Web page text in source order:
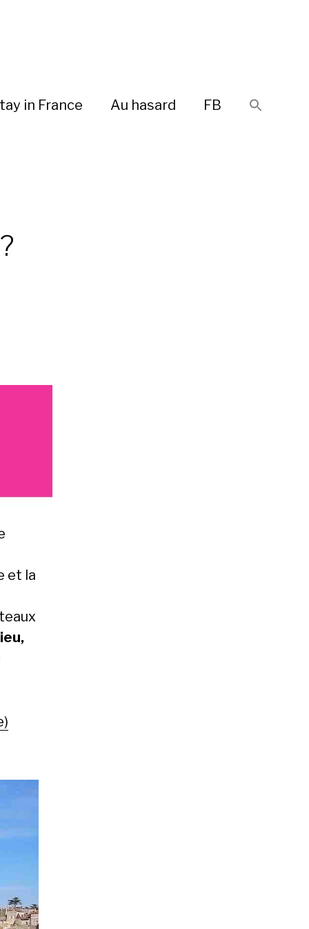
in France Au hasard FB
et la